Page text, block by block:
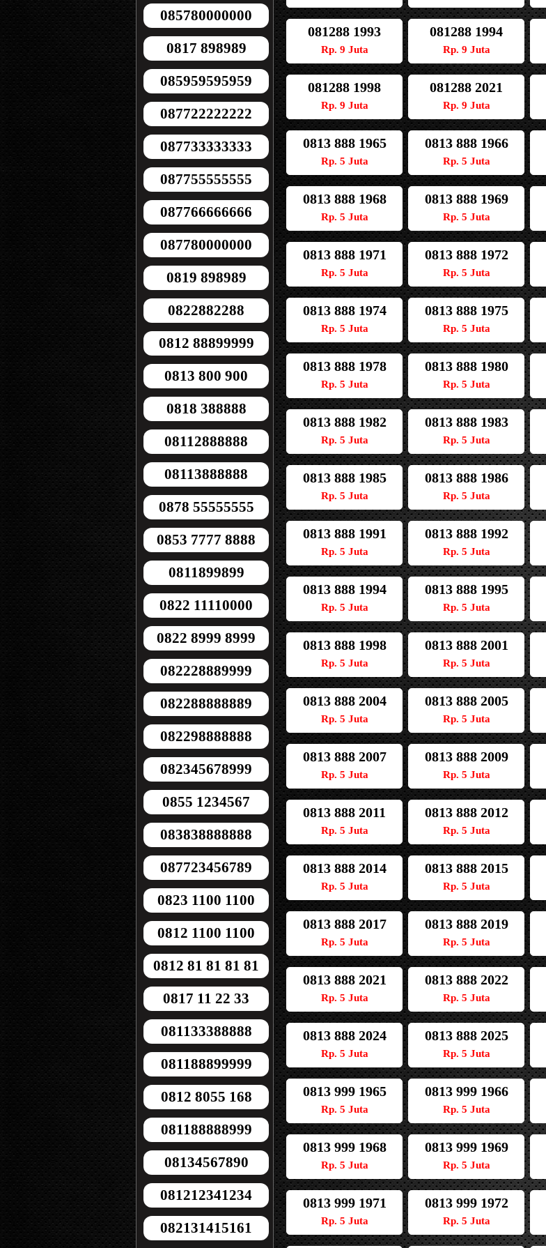
085780000000
0817 898989
085959595959
087722222222
087733333333
087755555555
087766666666
087780000000
0819 898989
0822882288
0812 88899999
0813 800 900
0818 388888
08112888888
08113888888
0878 55555555
0853 7777 8888
0811899899
0822 11110000
0822 8999 8999
082228889999
082288888889
082298888888
082345678999
0855 1234567
083838888888
087723456789
0823 1100 1100
0812 1100 1100
0812 81 81 81 81
0817 11 22 33
081133388888
081188899999
0812 8055 168
081188888999
08134567890
081212341234
082131415161
081288 1993
Rp. 9 Juta
081288 1994
Rp. 9 Juta
081288 1998
Rp. 9 Juta
081288 2021
Rp. 9 Juta
0813 888 1965
Rp. 5 Juta
0813 888 1966
Rp. 5 Juta
0813 888 1968
Rp. 5 Juta
0813 888 1969
Rp. 5 Juta
0813 888 1971
Rp. 5 Juta
0813 888 1972
Rp. 5 Juta
0813 888 1974
Rp. 5 Juta
0813 888 1975
Rp. 5 Juta
0813 888 1978
Rp. 5 Juta
0813 888 1980
Rp. 5 Juta
0813 888 1982
Rp. 5 Juta
0813 888 1983
Rp. 5 Juta
0813 888 1985
Rp. 5 Juta
0813 888 1986
Rp. 5 Juta
0813 888 1991
Rp. 5 Juta
0813 888 1992
Rp. 5 Juta
0813 888 1994
Rp. 5 Juta
0813 888 1995
Rp. 5 Juta
0813 888 1998
Rp. 5 Juta
0813 888 2001
Rp. 5 Juta
0813 888 2004
Rp. 5 Juta
0813 888 2005
Rp. 5 Juta
0813 888 2007
Rp. 5 Juta
0813 888 2009
Rp. 5 Juta
0813 888 2011
Rp. 5 Juta
0813 888 2012
Rp. 5 Juta
0813 888 2014
Rp. 5 Juta
0813 888 2015
Rp. 5 Juta
0813 888 2017
Rp. 5 Juta
0813 888 2019
Rp. 5 Juta
0813 888 2021
Rp. 5 Juta
0813 888 2022
Rp. 5 Juta
0813 888 2024
Rp. 5 Juta
0813 888 2025
Rp. 5 Juta
0813 999 1965
Rp. 5 Juta
0813 999 1966
Rp. 5 Juta
0813 999 1968
Rp. 5 Juta
0813 999 1969
Rp. 5 Juta
0813 999 1971
Rp. 5 Juta
0813 999 1972
Rp. 5 Juta